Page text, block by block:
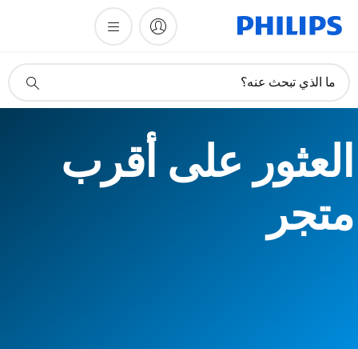
دعم
ما الذي تبحث عنه؟
العثور على أقرب
متجر